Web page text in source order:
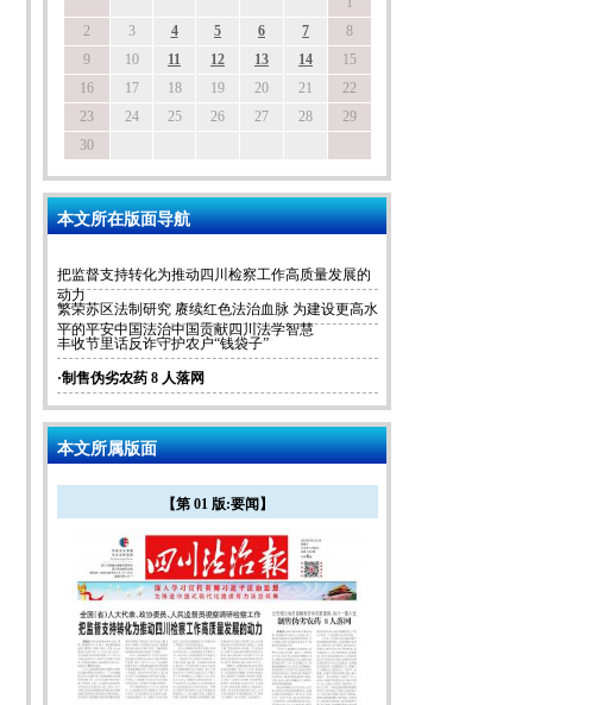
本文所在版面导航
把监督支持转化为推动四川检察工作高质量发展的
动力
繁荣苏区法制研究 赓续红色法治血脉 为建设更高水
平的平安中国法治中国贡献四川法学智慧
丰收节里话反诈守护农户“钱袋子”
·制售伪劣农药 8 人落网
本文所属版面
【第 01 版:要闻】